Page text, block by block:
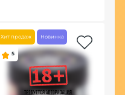
Хит продаж Новинка
5